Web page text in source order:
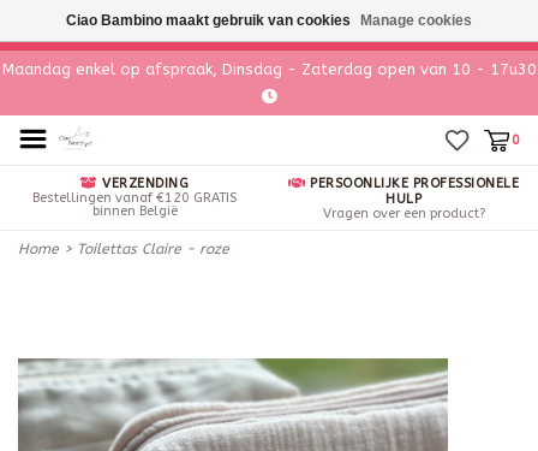
Maandag enkel op afspraak, Dinsdag - Zaterdag open van 10 - 17u30
0
VERZENDING
Bestellingen vanaf €120 GRATIS
binnen België
PERSOONLIJKE PROFESSIONELE
HULP
Vragen over een product?
Home > Toilettas Claire - roze
Ciao Bambino maakt gebruik van cookies Manage cookies